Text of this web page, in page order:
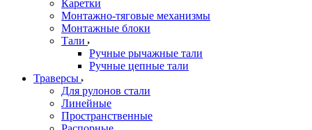
Каретки
Монтажно-тяговые механизмы
Монтажные блоки
Тали
Ручные рычажные тали
Ручные цепные тали
Траверсы
Для рулонов стали
Линейные
Пространственные